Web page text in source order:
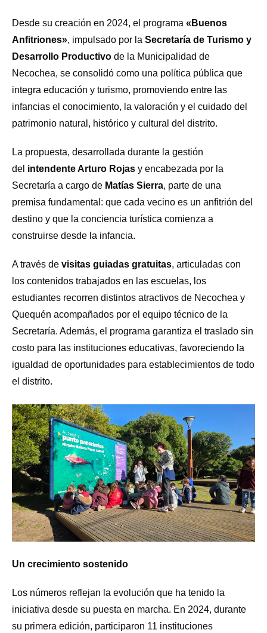
Desde su creación en 2024, el programa «Buenos
Anfitriones», impulsado por la Secretaría de Turismo y
Desarrollo Productivo de la Municipalidad de
Necochea, se consolidó como una política pública que
integra educación y turismo, promoviendo entre las
infancias el conocimiento, la valoración y el cuidado del
patrimonio natural, histórico y cultural del distrito.
La propuesta, desarrollada durante la gestión
del intendente Arturo Rojas y encabezada por la
Secretaría a cargo de Matías Sierra, parte de una
premisa fundamental: que cada vecino es un anfitrión del
destino y que la conciencia turística comienza a
construirse desde la infancia.
A través de visitas guiadas gratuitas, articuladas con
los contenidos trabajados en las escuelas, los
estudiantes recorren distintos atractivos de Necochea y
Quequén acompañados por el equipo técnico de la
Secretaría. Además, el programa garantiza el traslado sin
costo para las instituciones educativas, favoreciendo la
igualdad de oportunidades para establecimientos de todo
el distrito.
Un crecimiento sostenido
Los números reflejan la evolución que ha tenido la
iniciativa desde su puesta en marcha. En 2024, durante
su primera edición, participaron 11 instituciones